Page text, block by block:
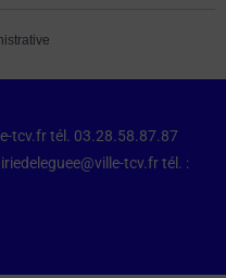
tcv.fr tél. 03.28.58.87.87
tcv.fr tél. :